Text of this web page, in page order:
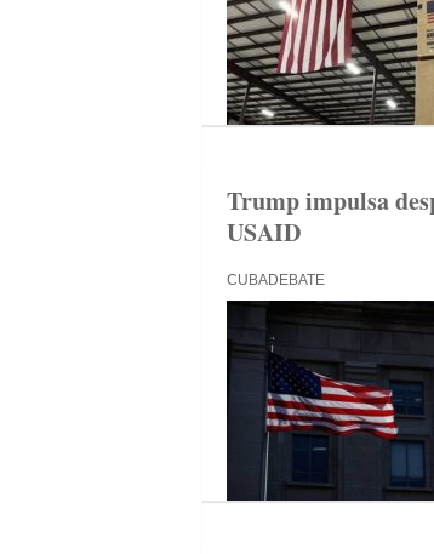
Trump impulsa
USAID
CUBADEBATE